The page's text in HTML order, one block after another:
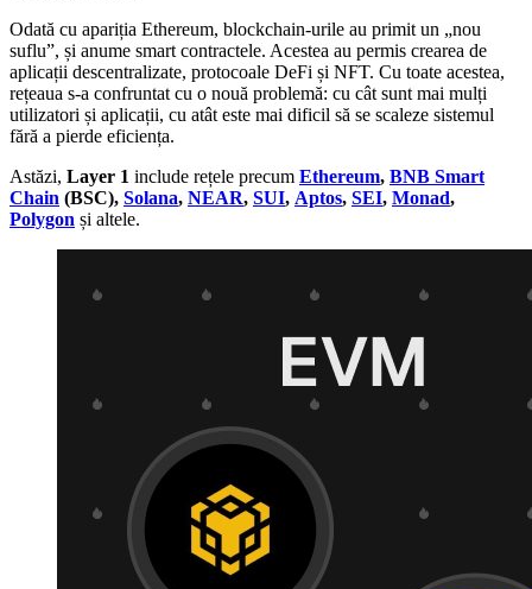
Odată cu apariția Ethereum, blockchain-urile au primit un „nou
suflu”, și anume smart contractele. Acestea au permis crearea de
aplicații descentralizate, protocoale DeFi și NFT. Cu toate acestea,
rețeaua s-a confruntat cu o nouă problemă: cu cât sunt mai mulți
utilizatori și aplicații, cu atât este mai dificil să se scaleze sistemul
fără a pierde eficiența.
Astăzi, Layer 1 include rețele precum Ethereum, BNB Smart
Chain (BSC), Solana, NEAR, SUI, Aptos, SEI, Monad,
Polygon și altele.